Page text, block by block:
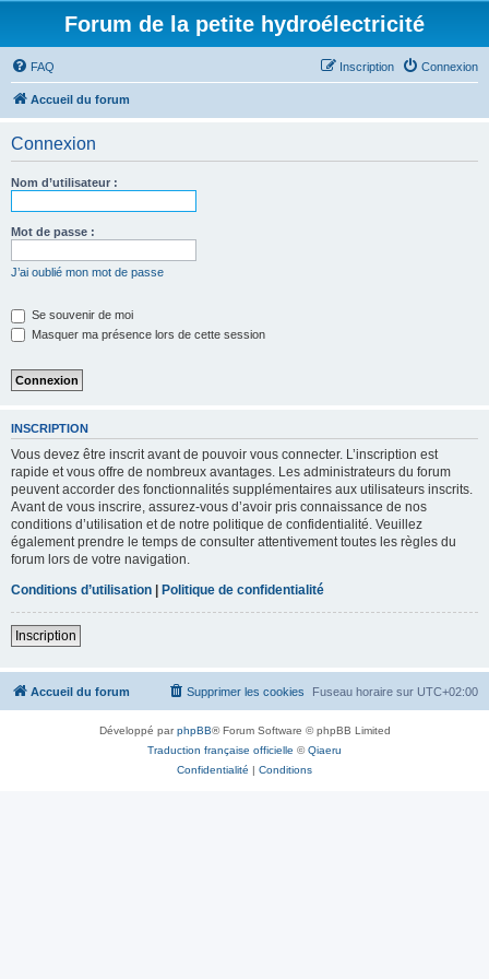
Forum de la petite hydroélectricité
FAQ Connexion
Inscription
Accueil du forum
Connexion
Nom d’utilisateur :
Mot de passe :
J’ai oublié mon mot de passe
Se souvenir de moi
Masquer ma présence lors de cette session
INSCRIPTION
Vous devez être inscrit avant de pouvoir vous connecter. L’inscription est
rapide et vous offre de nombreux avantages. Les administrateurs du forum
peuvent accorder des fonctionnalités supplémentaires aux utilisateurs inscrits.
Avant de vous inscrire, assurez-vous d’avoir pris connaissance de nos
conditions d’utilisation et de notre politique de confidentialité. Veuillez
également prendre le temps de consulter attentivement toutes les règles du
forum lors de votre navigation.
Conditions d’utilisation | Politique de confidentialité
Inscription
Accueil du forum Fuseau horaire sur UTC+02:00
Supprimer les cookies
Développé parphpBB® Forum Software © phpBB Limited
Traduction française officielle ©Qiaeru
Confidentialité | Conditions